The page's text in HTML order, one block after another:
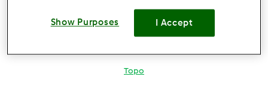
mas acontece-me sempre o mesmo. O que estarei a fazer
Topo
Show Purposes I Accept